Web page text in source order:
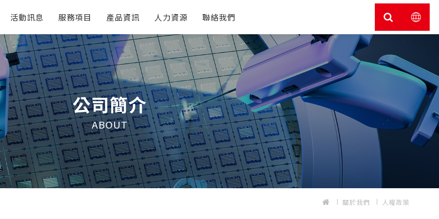
活動訊息 服務項目 產品資訊 人力資源 聯絡我們
公司簡介
ABOUT
關於我們 人權政策